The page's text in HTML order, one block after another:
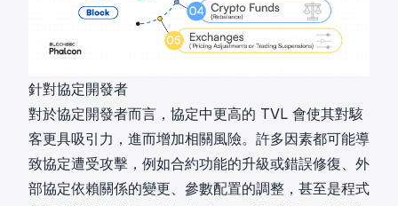
針對協定開發者
對於協定開發者而言，協定中更高的 TVL 會使其對駭
客更具吸引力，進而增加相關風險。許多因素都可能導
致協定遭受攻擊，例如合約功能的升級或錯誤修復、外
部協定依賴關係的變更、參數配置的調整，甚至是程式